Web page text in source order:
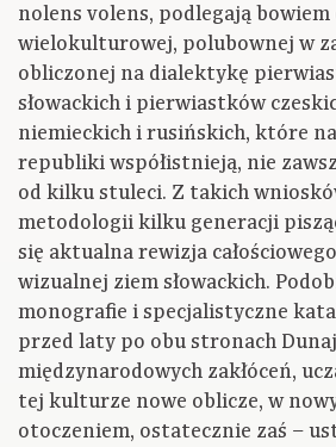
nolens volens, podlegają
wielokulturowej, polubownej w
obliczonej na dialektykę
słowackich i pierwiastków
niemieckich i rusińskich, które
republiki współistnieją, nie
od kilku stuleci. Z takich
metodologii kilku generacji
się aktualna rewizja
wizualnej ziem słowackich.
monografie i specjalistyczne
przed laty po obu stronach
międzynarodowych zakłóceń,
tej kulturze nowe oblicze, w
otoczeniem, ostatecznie zaś –